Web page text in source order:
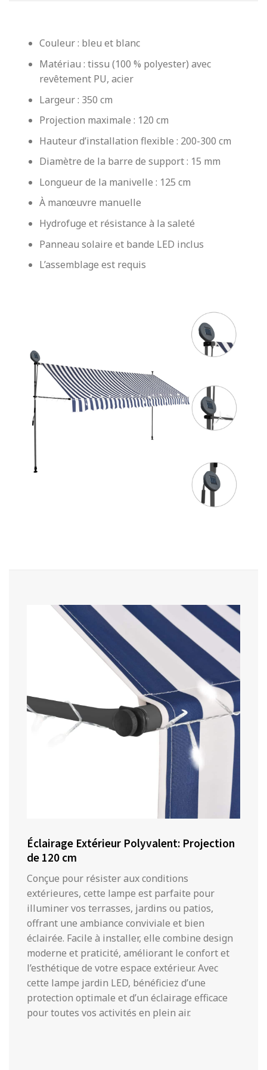
Couleur : bleu et blanc
Matériau : tissu (100 % polyester) avec
revêtement PU, acier
Largeur : 350 cm
Projection maximale : 120 cm
Hauteur d’installation flexible : 200-300 cm
Diamètre de la barre de support : 15 mm
Longueur de la manivelle : 125 cm
À manœuvre manuelle
Hydrofuge et résistance à la saleté
Panneau solaire et bande LED inclus
L’assemblage est requis
Éclairage Extérieur Polyvalent: Projection
de 120 cm
Conçue pour résister aux conditions
extérieures, cette lampe est parfaite pour
illuminer vos terrasses, jardins ou patios,
offrant une ambiance conviviale et bien
éclairée. Facile à installer, elle combine design
moderne et praticité, améliorant le confort et
l’esthétique de votre espace extérieur. Avec
cette lampe jardin LED, bénéficiez d’une
protection optimale et d’un éclairage efficace
pour toutes vos activités en plein air.